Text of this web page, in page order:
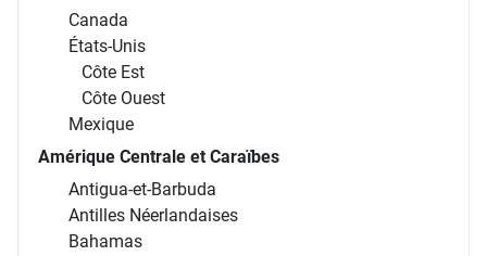
Canada
États-Unis
Côte Est
Côte Ouest
Mexique
Amérique Centrale et Caraïbes
Antigua-et-Barbuda
Antilles Néerlandaises
Bahamas